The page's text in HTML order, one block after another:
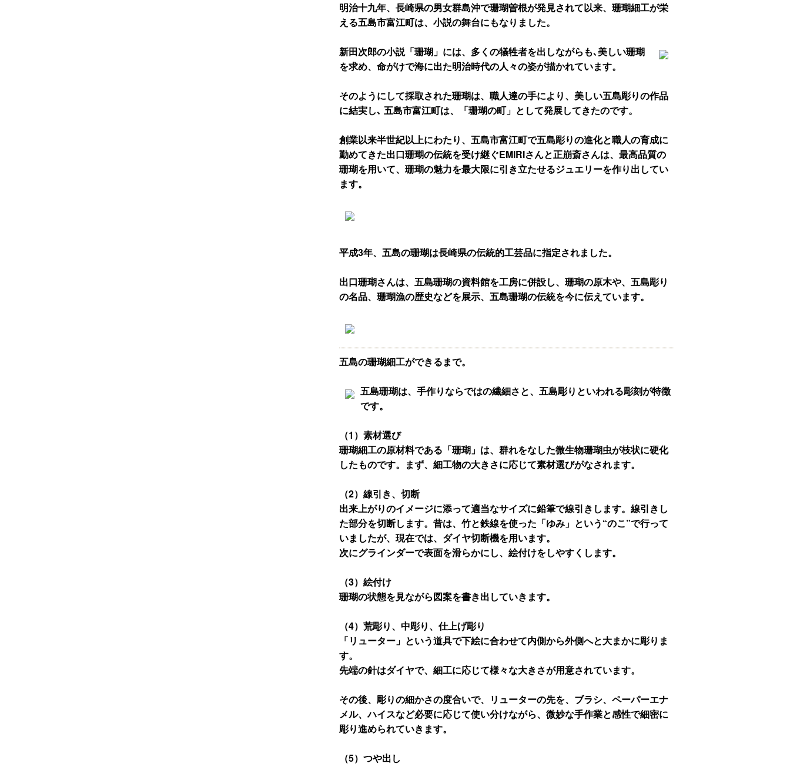
明治十九年、長崎県の男女群島沖で珊瑚曽根が発見されて以来、珊瑚細工が栄
える五島市富江町は、小説の舞台にもなりました。
新田次郎の小説「珊瑚」には、多くの犠牲者を出しながらも､美しい珊瑚
を求め、命がけで海に出た明治時代の人々の姿が描かれています。
そのようにして採取された珊瑚は、職人達の手により、美しい五島彫りの作品
に結実し､ 五島市富江町は、「珊瑚の町」として発展してきたのです。
創業以来半世紀以上にわたり、五島市富江町で五島彫りの進化と職人の育成に
勤めてきた出口珊瑚の伝統を受け継ぐEMIRIさんと正崩斎さんは、最高品質の
珊瑚を用いて、珊瑚の魅力を最大限に引き立たせるジュエリーを作り出してい
ます。
平成3年、五島の珊瑚は長崎県の伝統的工芸品に指定されました。
出口珊瑚さんは、五島珊瑚の資料館を工房に併設し、珊瑚の原木や、五島彫り
の名品、珊瑚漁の歴史などを展示、五島珊瑚の伝統を今に伝えています。
五島の珊瑚細工ができるまで。
五島珊瑚は、手作りならではの繊細さと、五島彫りといわれる彫刻が特徴
です。
（1）素材選び
珊瑚細工の原材料である「珊瑚」は、群れをなした微生物珊瑚虫が枝状に硬化
したものです。まず、細工物の大きさに応じて素材選びがなされます。
（2）線引き、切断
出来上がりのイメージに添って適当なサイズに鉛筆で線引きします。線引きし
た部分を切断します。昔は、竹と鉄線を使った「ゆみ」という“のこ”で行って
いましたが、現在では、ダイヤ切断機を用います。
次にグラインダーで表面を滑らかにし、絵付けをしやすくします。
（3）絵付け
珊瑚の状態を見ながら図案を書き出していきます。
（4）荒彫り、中彫り、仕上げ彫り
「リューター」という道具で下絵に合わせて内側から外側へと大まかに彫りま
す。
先端の針はダイヤで、細工に応じて様々な大きさが用意されています。
その後、彫りの細かさの度合いで、リューターの先を、ブラシ、ペーパーエナ
メル、ハイスなど必要に応じて使い分けながら、微妙な手作業と感性で細密に
彫り進められていきます。
（5）つや出し